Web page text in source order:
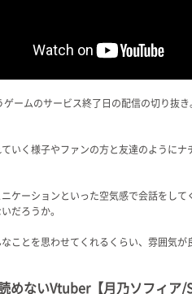
ゲームのサービス終了日の配信の切り抜
いく様子やファンの方と友達のように
ケーションといった空気感で会話をし
だろうか。
ことを思わせてくれるくらい、雰囲気が
読めないVtuber【月乃ソフィ